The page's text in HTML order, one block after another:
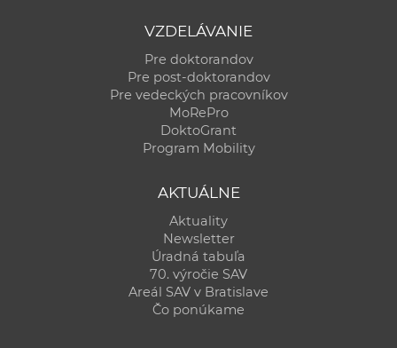
VZDELÁVANIE
Pre doktorandov
Pre post-doktorandov
Pre vedeckých pracovníkov
MoRePro
DoktoGrant
Program Mobility
AKTUÁLNE
Aktuality
Newsletter
Úradná tabuľa
70. výročie SAV
Areál SAV v Bratislave
Čo ponúkame